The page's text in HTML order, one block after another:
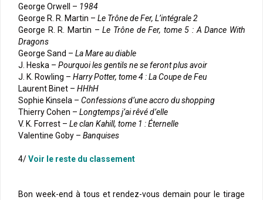
George Orwell – 1984
George R. R. Martin – Le Trône de Fer, L’intégrale 2
George R. R. Martin –Le Trône de Fer, tome 5 : A Dance With
Dragons
George Sand – La Mare au diable
J. Heska – Pourquoi les gentils ne se feront plus avoir
J. K. Rowling – Harry Potter, tome 4 : La Coupe de Feu
Laurent Binet – HHhH
Sophie Kinsela – Confessions d’une accro du shopping
Thierry Cohen – Longtemps j’ai rêvé d’elle
V. K. Forrest – Le clan Kahill, tome 1 : Éternelle
Valentine Goby – Banquises
4/Voir le reste du classement
Bon week-end à tous et rendez-vous demain pour le tirage